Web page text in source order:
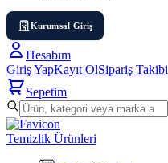
Kurumsal Giriş
Hesabım
Giriş YapKayıt OlSipariş Takibi
Sepetim
Temizlik Ürünleri